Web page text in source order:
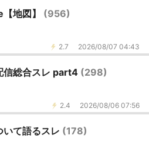
地図】 (956)
2.7 2026/08/07 04:43
信総合スレ part4 (298)
2.4 2026/08/06 07:56
いて語るスレ (178)